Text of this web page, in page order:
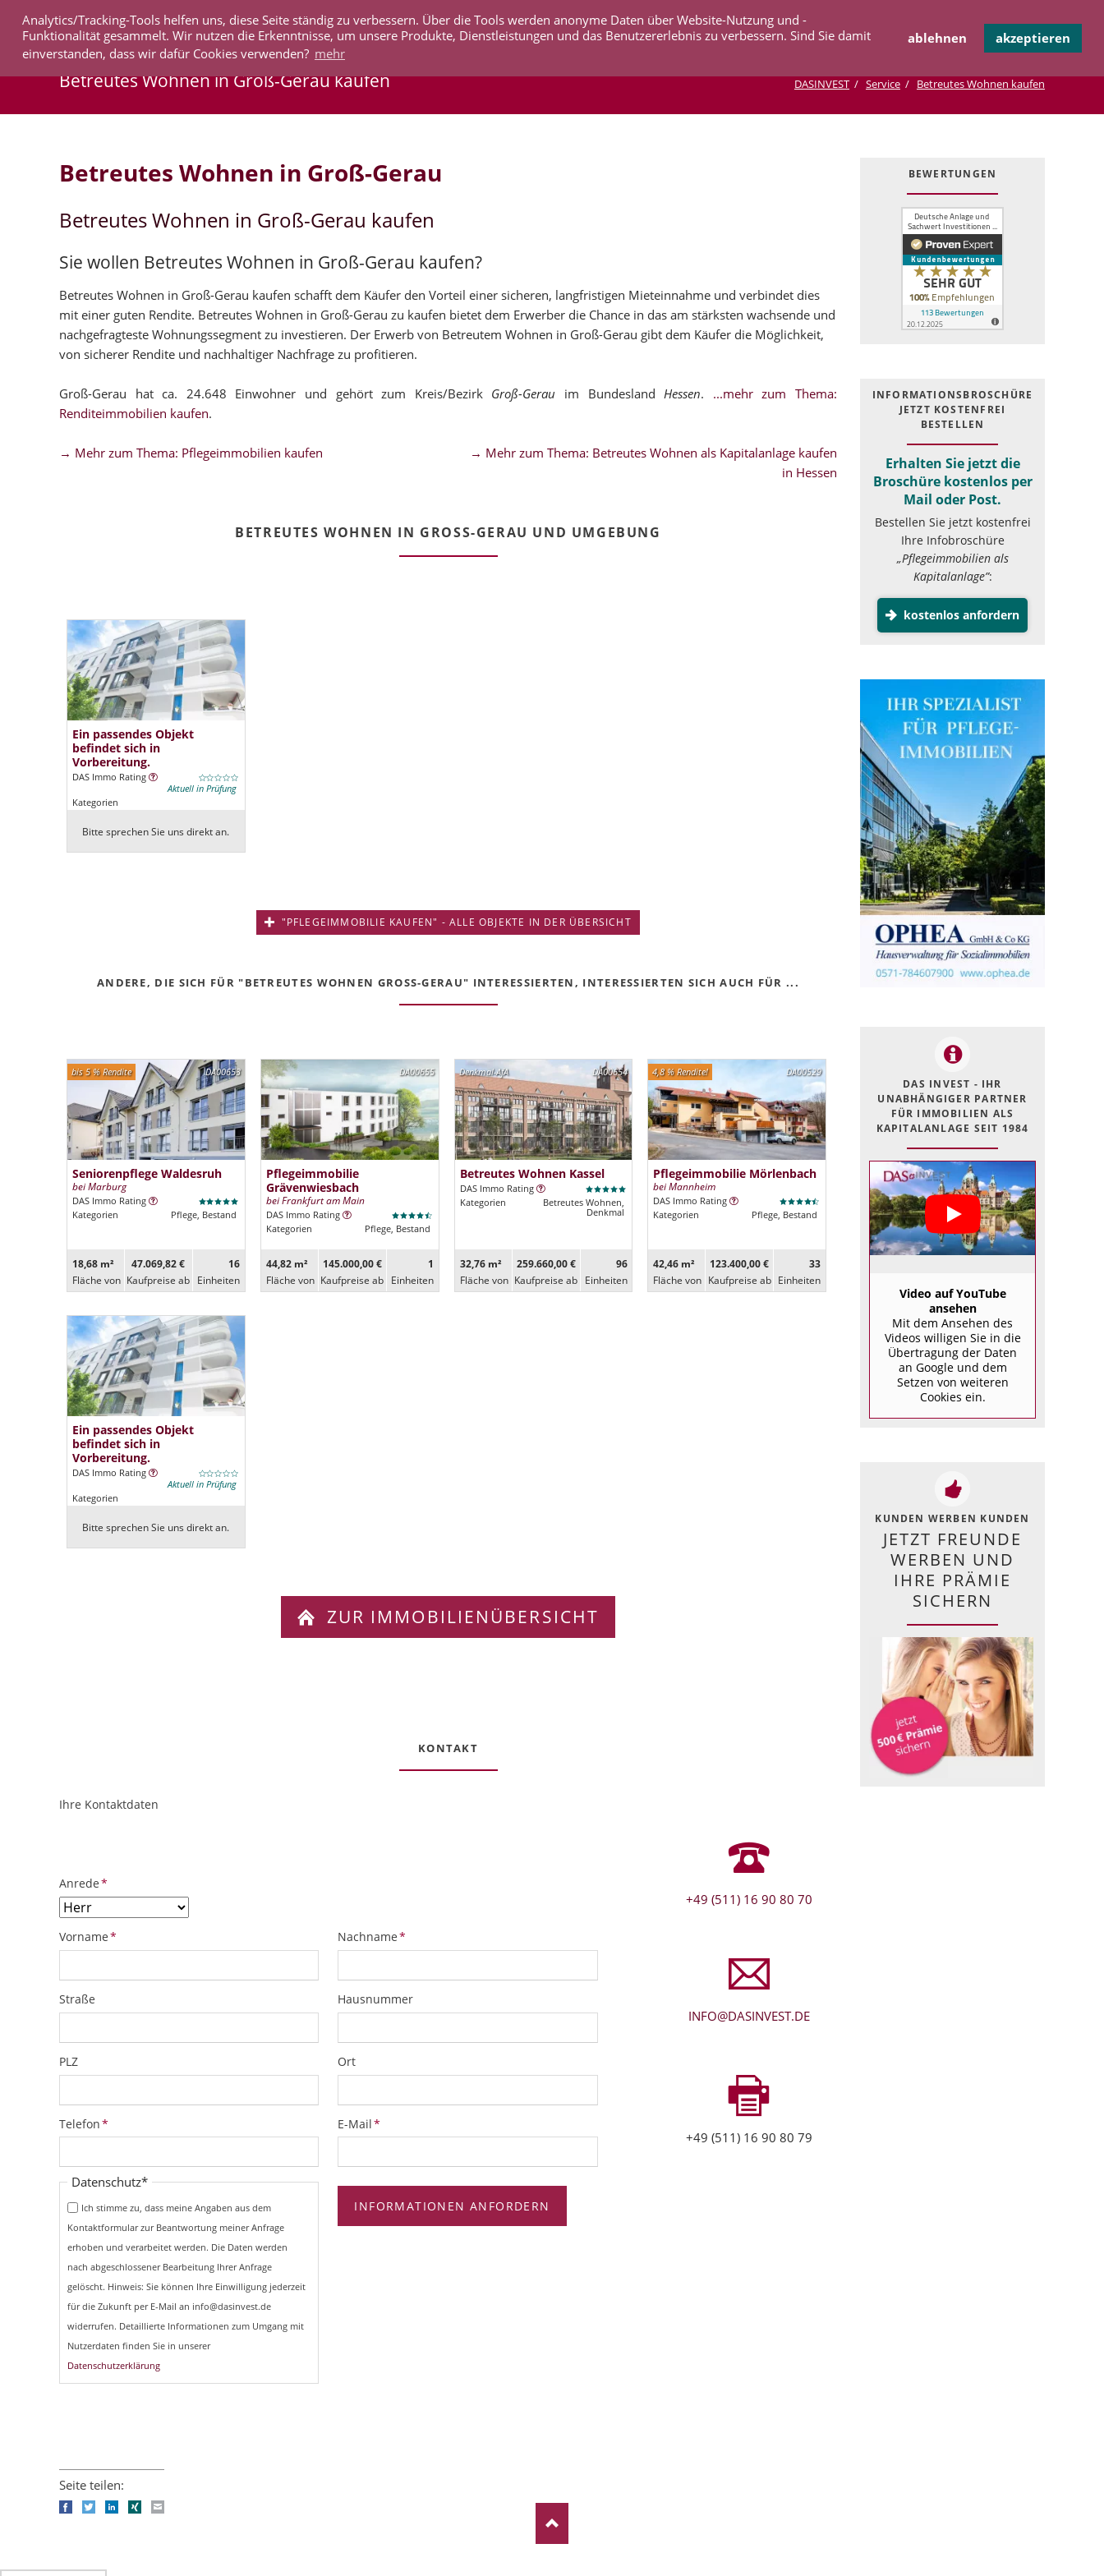
Analytics/Tracking-Tools helfen uns, diese Seite ständig zu verbessern. Über die Tools werden anonyme Daten über Website-Nutzung und -
Funktionalität gesammelt. Wir nutzen die Erkenntnisse, um unsere Produkte, Dienstleistungen und das Benutzererlebnis zu verbessern. Sind Sie damit
einverstanden, dass wir dafür Cookies verwenden? mehr
ablehnen akzeptieren
überspringen
IMMOBILIEN AKTUELLES UNTERNEHMEN SERVICE KOOPERATION KONTAKT
Betreutes Wohnen in Groß-Gerau kaufen DASINVEST Service Betreutes Wohnen kaufen
Betreutes Wohnen in Groß-Gerau
Betreutes Wohnen in Groß-Gerau kaufen
Sie wollen Betreutes Wohnen in Groß-Gerau kaufen?
Betreutes Wohnen in Groß-Gerau kaufen schafft dem Käufer den Vorteil einer sicheren, langfristigen Mieteinnahme und verbindet dies
mit einer guten Rendite. Betreutes Wohnen in Groß-Gerau zu kaufen bietet dem Erwerber die Chance in das am stärksten wachsende und
nachgefragteste Wohnungssegment zu investieren. Der Erwerb von Betreutem Wohnen in Groß-Gerau gibt dem Käufer die Möglichkeit,
von sicherer Rendite und nachhaltiger Nachfrage zu profitieren.
Groß-Gerau hat ca. 24.648 Einwohner und gehört zum Kreis/Bezirk Groß-Gerau im BundeslandHessen. ...mehr zum Thema:
Renditeimmobilien kaufen.
→ Mehr zum Thema: Pflegeimmobilien kaufen
→ Mehr zum Thema: Betreutes Wohnen als Kapitalanlage kaufen
in Hessen
BETREUTES WOHNEN IN GROSS-GERAU UND UMGEBUNG
Ein passendes Objekt
befindet sich in
Vorbereitung.
DAS Immo Rating
Aktuell in Prüfung
Kategorien
Bitte sprechen Sie uns direkt an.
"PFLEGEIMMOBILIE KAUFEN" - ALLE OBJEKTE IN DER ÜBERSICHT
ANDERE, DIE SICH FÜR "BETREUTES WOHNEN GROSS-GERAU" INTERESSIERTEN, INTERESSIERTEN SICH AUCH FÜR ...
DA00653
bis 5 % Rendite
Seniorenpflege Waldesruh
bei Marburg
DAS Immo Rating
Kategorien
Pflege, Bestand
18,68 m²
Fläche von
47.069,82 €
Kaufpreise ab
16
Ein­heiten
DA00655
Pflegeimmobilie
Grävenwiesbach
bei Frankfurt am Main
DAS Immo Rating
Kategorien
Pflege, Bestand
44,82 m²
Fläche von
145.000,00 €
Kaufpreise ab
1
Ein­heiten
DA00654
Denkmal-AfA
Betreutes Wohnen Kassel
DAS Immo Rating
Kategorien
Betreutes Wohnen,
Denkmal
32,76 m²
Fläche von
259.660,00 €
Kaufpreise ab
96
Ein­heiten
DA00529
4,8 % Rendite!
Pflegeimmobilie Mörlenbach
bei Mannheim
DAS Immo Rating
Kategorien
Pflege, Bestand
42,46 m²
Fläche von
123.400,00 €
Kaufpreise ab
33
Ein­heiten
Ein passendes Objekt
befindet sich in
Vorbereitung.
DAS Immo Rating
Aktuell in Prüfung
Kategorien
Bitte sprechen Sie uns direkt an.
ZUR IMMOBILIENÜBERSICHT
KONTAKT
ObjektPlatzhalter
URL
Ihre Kontaktdaten
Pflichtfeld
Anrede*
Pflichtfeld
Vorname* Pflichtfeld
Nachname*
Straße Hausnummer
PLZ Ort
Pflichtfeld
Telefon* Pflichtfeld
E-Mail*
Pflichtfeld
Datenschutz*
Ich stimme zu, dass meine Angaben aus dem
Kontaktformular zur Beantwortung meiner Anfrage
erhoben und verarbeitet werden. Die Daten werden
nach abgeschlossener Bearbeitung Ihrer Anfrage
gelöscht. Hinweis: Sie können Ihre Einwilligung jederzeit
für die Zukunft per E-Mail an info@dasinvest.de
widerrufen. Detaillierte Informationen zum Umgang mit
Nutzerdaten finden Sie in unserer
Datenschutzerklärung
INFORMATIONEN ANFORDERN
+49 (511) 16 90 80 70
INFO@DASINVEST.DE
+49 (511) 16 90 80 79
BEWERTUNGEN
INFOR­MATIONS­BROSCHÜRE
JETZT KOSTEN­FREI
BESTELLEN
Erhalten Sie jetzt die
Broschüre kostenlos per
Mail oder Post.
Bestellen Sie jetzt kostenfrei
Ihre Infobroschüre
„Pflegeimmobilien als
Kapitalanlage”:
kostenlos anfordern
DAS INVEST - IHR
UNABHÄNGIGER PARTNER
FÜR IMMOBILIEN ALS
KAPITALANLAGE SEIT 1984
Video auf YouTube
ansehen
Mit dem Ansehen des
Videos willigen Sie in die
Übertragung der Daten
an Google und dem
Setzen von weiteren
Cookies ein.
KUNDEN WERBEN KUNDEN
JETZT FREUNDE
WERBEN UND
IHRE PRÄMIE
SICHERN
Seite teilen:
FacebookTwitterLinkedIn
Xing